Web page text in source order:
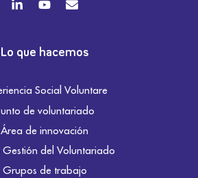
Lo que hacemos
Social Voluntare
de voluntariado
Área de innovación
Gestión del Voluntariado
Grupos de trabajo